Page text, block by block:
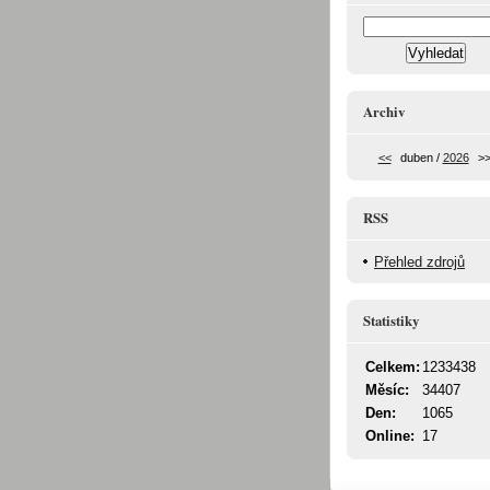
Archiv
<< duben / 2026 >>
RSS
Přehled zdrojů
Statistiky
Online: 17
Celkem: 1233438
Měsíc:
34407
Den:
1065